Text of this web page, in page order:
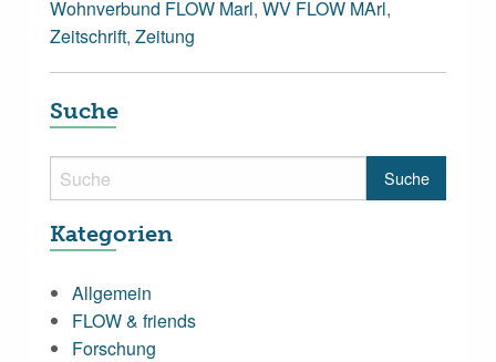
Wohnverbund FLOW Marl, WV FLOW MArl,
Zeitschrift, Zeitung
Suche
Kategorien
Allgemein
FLOW & friends
Forschung